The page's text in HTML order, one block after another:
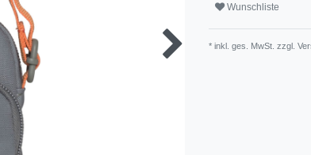
Wunschliste
* inkl. ges. MwSt. zzgl.